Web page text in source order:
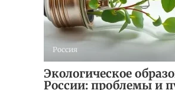
Россия
Экологическое
России: проблемы и